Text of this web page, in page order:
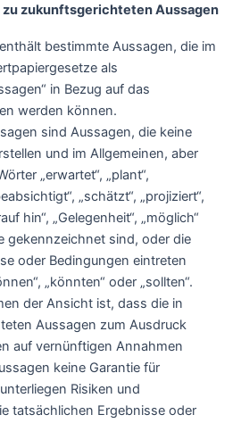
zukunftsgerichteten Aussagen
bestimmte Aussagen, die im
als
in Bezug auf das
werden können.
sind Aussagen, die keine
und im Allgemeinen, aber
„erwartet“, „plant“,
„schätzt“, „projiziert“,
hin“, „Gelegenheit“, „möglich“
gekennzeichnet sind, oder die
oder Bedingungen eintreten
„könnten“ oder „sollten“.
der Ansicht ist, dass die in
Aussagen zum Ausdruck
auf vernünftigen Annahmen
keine Garantie für
Risiken und
tatsächlichen Ergebnisse oder